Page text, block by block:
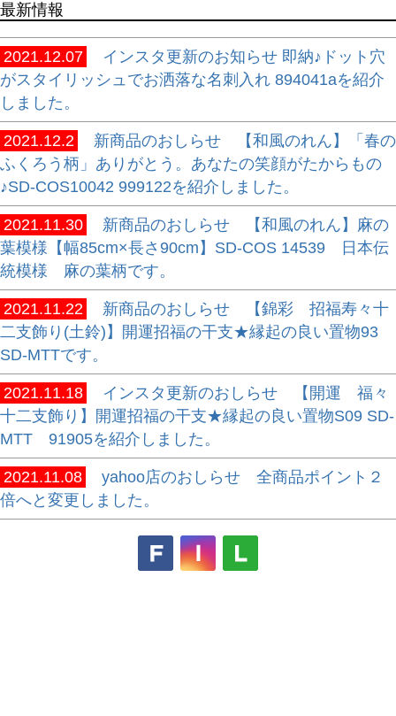
最新情報
2021.12.07
インスタ更新のお知らせ 即納♪ドット穴
がスタイリッシュでお洒落な名刺入れ 894041aを紹介
しました。
2021.12.2
新商品のおしらせ 【和風のれん】「春の
ふくろう柄」ありがとう。あなたの笑顔がたからもの
♪SD-COS10042 999122を紹介しました。
2021.11.30
新商品のおしらせ 【和風のれん】麻の
葉模様【幅85cm×長さ90cm】SD-COS 14539 日本伝
統模様 麻の葉柄です。
2021.11.22
新商品のおしらせ 【錦彩 招福寿々十
二支飾り(土鈴)】開運招福の干支★縁起の良い置物93
SD-MTTです。
2021.11.18
インスタ更新のおしらせ 【開運 福々
十二支飾り】開運招福の干支★縁起の良い置物S09 SD-
MTT 91905を紹介しました。
2021.11.08
yahoo店のおしらせ 全商品ポイント２
倍へと変更しました。